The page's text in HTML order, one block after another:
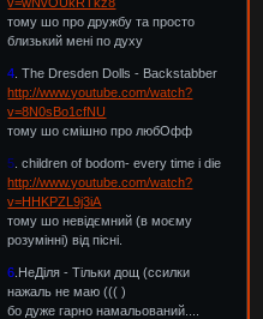
тому шо про дружбу та просто
близький мені по духу
4 . The Dresden Dolls - Backstabber
http://www.youtube.com/watch?
v=8N0sBo1cfNU
тому шо смішно про любОфф
5 . children of bodom- every time i die
http://www.youtube.com/watch?
v=HHKPZL9j3iA
тому шо невідємний (в моєму
розумінні) від пісні.
6 .НеДіля - Тільки дощ (ссилки
нажаль не маю ((( )
бо дуже гарно намальований....